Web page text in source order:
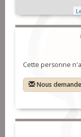
Cette personne
Nous